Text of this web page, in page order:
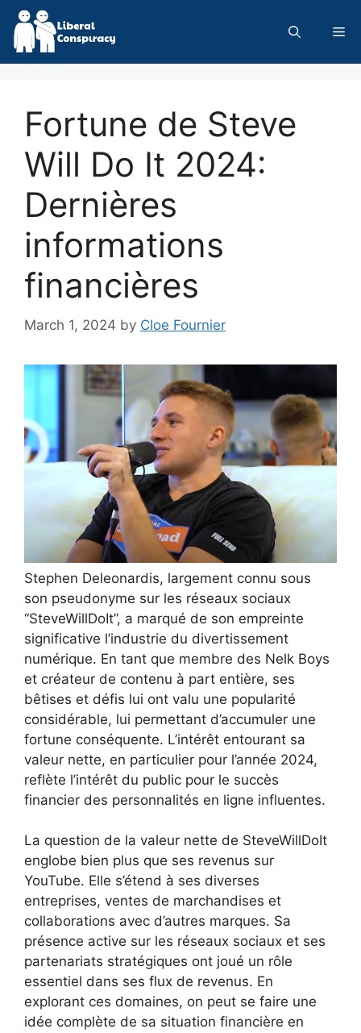
Skip
content
Fortune de Steve
Will Do It 2024:
Dernières
informations
financières
March 1, 2024 by Cloe Fournier
Stephen Deleonardis, largement connu sous
son pseudonyme sur les réseaux sociaux
“SteveWillDoIt”, a marqué de son empreinte
significative l’industrie du divertissement
numérique. En tant que membre des Nelk Boys
et créateur de contenu à part entière, ses
bêtises et défis lui ont valu une popularité
considérable, lui permettant d’accumuler une
fortune conséquente. L’intérêt entourant sa
valeur nette, en particulier pour l’année 2024,
reflète l’intérêt du public pour le succès
financier des personnalités en ligne influentes.
La question de la valeur nette de SteveWillDoIt
englobe bien plus que ses revenus sur
YouTube. Elle s’étend à ses diverses
entreprises, ventes de marchandises et
collaborations avec d’autres marques. Sa
présence active sur les réseaux sociaux et ses
partenariats stratégiques ont joué un rôle
essentiel dans ses flux de revenus. En
explorant ces domaines, on peut se faire une
idée complète de sa situation financière en